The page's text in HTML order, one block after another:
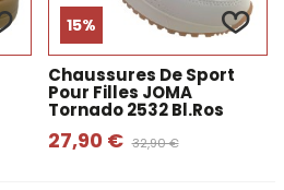
15%
Chaussures De Sport
Pour Filles JOMA
Tornado 2532 Bl.ros
27,90 € 32,90 €